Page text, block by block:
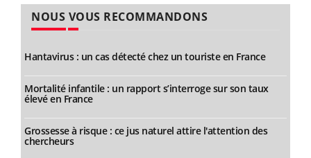
NOUS VOUS RECOMMANDONS
Hantavirus : un cas détecté chez un touriste en France
Mortalité infantile : un rapport s’interroge sur son taux
élevé en France
Grossesse à risque : ce jus naturel attire l'attention des
chercheurs